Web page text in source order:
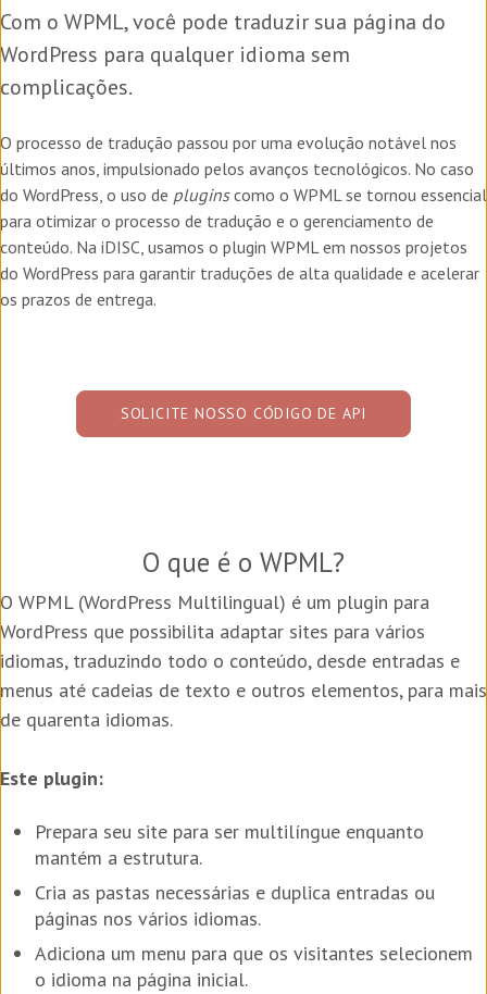
Com o WPML, você pode traduzir sua página do
WordPress para qualquer idioma sem
complicações.
O processo de tradução passou por uma evolução notável nos
últimos anos, impulsionado pelos avanços tecnológicos. No caso
do WordPress, o uso de pluginscomo o WPML se tornou essencial
para otimizar o processo de tradução e o gerenciamento de
conteúdo. Na iDISC, usamos o plugin WPML em nossos projetos
do WordPress para garantir traduções de alta qualidade e acelerar
os prazos de entrega.
SOLICITE NOSSO CÓDIGO DE API
O que é o WPML?
O WPML (WordPress Multilingual) é um plugin para
WordPress que possibilita adaptar sites para vários
idiomas, traduzindo todo o conteúdo, desde entradas e
menus até cadeias de texto e outros elementos, para mais
de quarenta idiomas.
Este plugin:
Prepara seu site para ser multilíngue enquanto
mantém a estrutura.
Cria as pastas necessárias e duplica entradas ou
páginas nos vários idiomas.
Adiciona um menu para que os visitantes selecionem
o idioma na página inicial.